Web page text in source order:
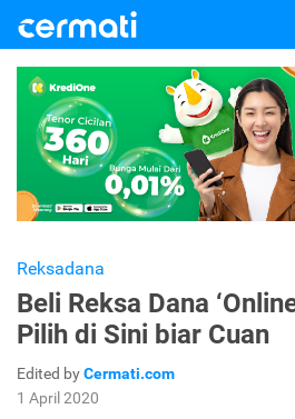
Reksadana
Beli Reksa Dana
Pilih di Sini biar Cuan
Edited byCermati.com
1 April 2020